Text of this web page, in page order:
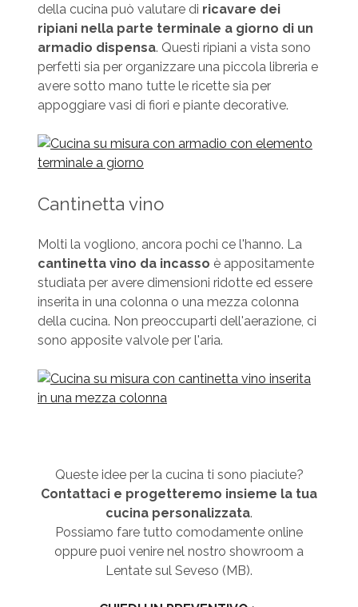
della cucina può valutare di ricavare dei
ripiani nella parte terminale a giorno di un
armadio dispensa. Questi ripiani a vista sono
perfetti sia per organizzare una piccola libreria e
avere sotto mano tutte le ricette sia per
appoggiare vasi di fiori e piante decorative.
Cantinetta vino
Molti la vogliono, ancora pochi ce l'hanno. La
cantinetta vino da incasso è appositamente
studiata per avere dimensioni ridotte ed essere
inserita in una colonna o una mezza colonna
della cucina. Non preoccuparti dell'aerazione, ci
sono apposite valvole per l'aria.
Queste idee per la cucina ti sono piaciute?
Contattaci e progetteremo insieme la tua
cucina personalizzata.
Possiamo fare tutto comodamente online
oppure puoi venire nel nostro showroom a
Lentate sul Seveso (MB).